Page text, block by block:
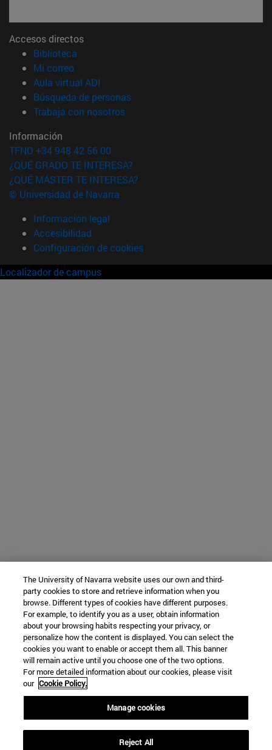
Accesos directos
Biblioteca
Mi correo(abre en nueva ventana)
Aula virtual ADI
Búsqueda de personas(abre en nueva ventana)
Trabaja con nosotros(abre en nueva ventana)
Información
TFNO +34 948 42 56 00
¿QUÉ GRADO TE INTERESA?
¿QUÉ MÁSTER TE INTERESA?
© Universidad de Navarra
Información legal
Accesibilidad
Configuración de cookies
Localizador de campus
The University of Navarra website uses our own and third-
party cookies to store and retrieve information when you
browse. Different types of cookies have different purposes.
For example, to identify you as a user, obtain information
about your browsing habits respecting your privacy, or
personalize how the content is displayed. You can select the
cookies you want to enable or accept them all. This banner
will remain active until you choose one of the two options.
For more detailed information about our cookies, please visit
our Cookie Policy.
Manage cookies
Reject All